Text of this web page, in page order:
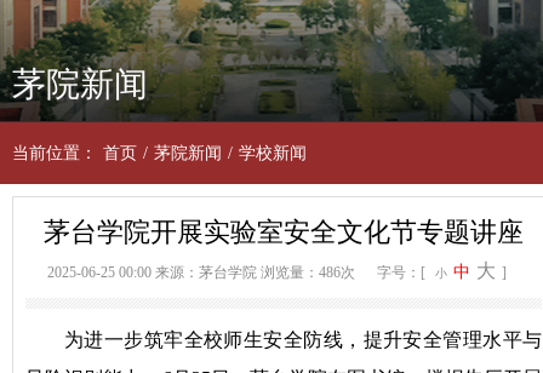
茅院新闻
当前位置： 首页 / 茅院新闻 / 学校新闻
茅台学院开展实验室安全文化节专题讲座
2025-06-25 00:00 来源：茅台学院 浏览量：486次 字号：[ 小 中 大 ]
为进一步筑牢全校师生安全防线，提升安全管理水平与